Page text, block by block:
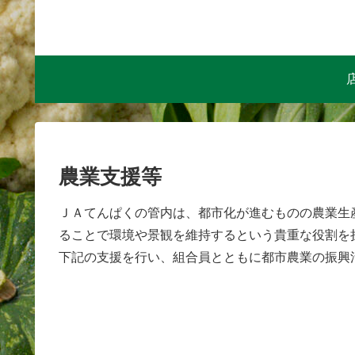
農業支援等
ＪＡてんぱくの管内は、都市化が進むものの農業
ることで環境や景観を維持するという貴重な役割
下記の支援を行い、組合員とともに都市農業の振